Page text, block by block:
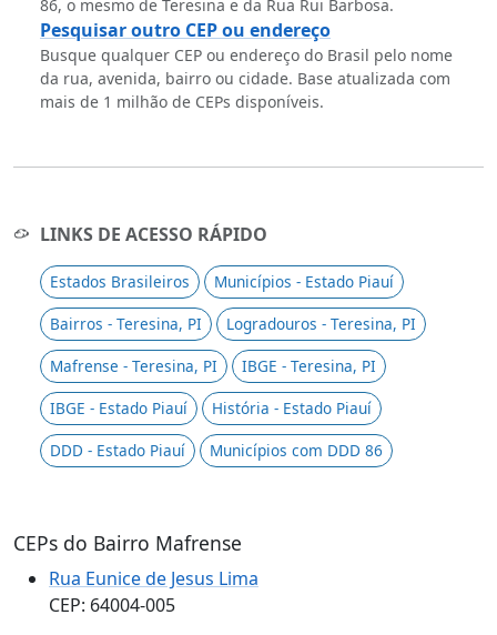
86, o mesmo de Teresina e da Rua Rui Barbosa.
Pesquisar outro CEP ou endereço
Busque qualquer CEP ou endereço do Brasil pelo nome
da rua, avenida, bairro ou cidade. Base atualizada com
mais de 1 milhão de CEPs disponíveis.
LINKS DE ACESSO RÁPIDO
Estados Brasileiros
Municípios - Estado Piauí
Bairros - Teresina, PI
Logradouros - Teresina, PI
Mafrense - Teresina, PI
IBGE - Teresina, PI
IBGE - Estado Piauí
História - Estado Piauí
DDD - Estado Piauí
Municípios com DDD 86
CEPs do Bairro Mafrense
Rua Eunice de Jesus Lima
CEP: 64004-005